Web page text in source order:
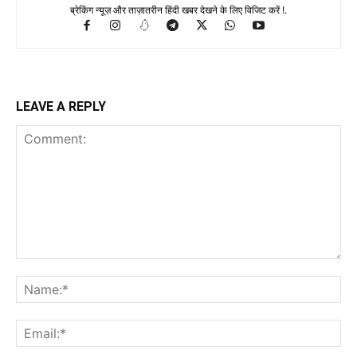
ब्रेकिंग न्यूज़ और ताज़ातरीन हिंदी खबर देखने के लिए विजिट करें !.
LEAVE A REPLY